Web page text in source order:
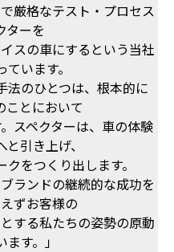
厳格なテスト・プロセス
ターを
スの車にするという当社
います。
法のひとつは、根本的に
ことにおいて
スペクターは、車の体験
引き上げ、
をつくり出します。
ランドの継続的な成功を
ずお客様の
する私たちの姿勢の原動
す。」